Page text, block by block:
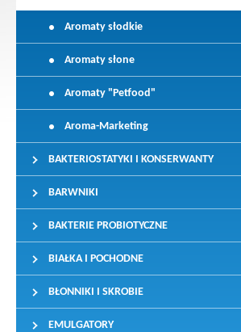
Aromaty słodkie
Aromaty słone
Aromaty "Petfood"
Aroma-Marketing
BAKTERIOSTATYKI I KONSERWANTY
BARWNIKI
BAKTERIE PROBIOTYCZNE
BIAŁKA I POCHODNE
BŁONNIKI I SKROBIE
EMULGATORY